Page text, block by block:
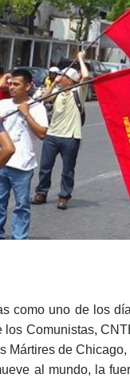
como uno de los
Comunistas,
Mártires de
al mundo, la